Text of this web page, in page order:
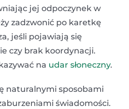
jej odpoczynek w
zadzwonić po karetkę
jeśli pojawiają się
czy brak koordynacji.
na udar słoneczny.
naturalnymi sposobami
świadomości.